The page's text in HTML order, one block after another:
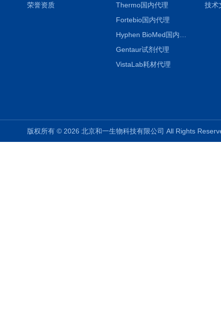
荣誉资质
Thermo国内代理
Fortebio国内代理
Gentaur试剂代理
VistaLab耗材代理
技术
版权所有 © 2026 北京和一生物科技有限公司 All Rights